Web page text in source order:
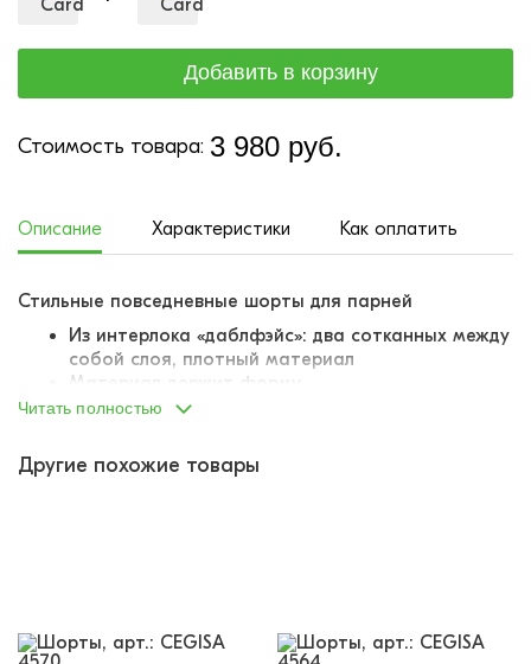
Стоимость товара: 3 980 руб.
Описание Характеристики Как оплатить
Стильные повседневные шорты для парней
Из интерлока «даблфэйс»: два сотканных между
собой слоя, плотный материал
Материал держит форму
Все швы аккуратно обметаны
вытягивается, не деформируется
Читать полностью
Другие похожие товары